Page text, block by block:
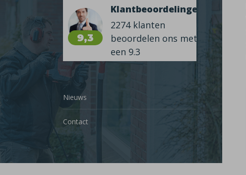
9,3
Klantbeoordelingen
2274 klanten
beoordelen ons met
een 9.3
Nieuws
Contact